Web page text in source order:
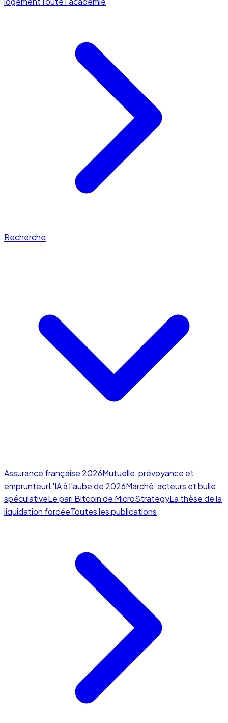
Recherche
Assurance française 2026Mutuelle, prévoyance et
emprunteurL'IA à l'aube de 2026Marché, acteurs et bulle
spéculativeLe pari Bitcoin de MicroStrategyLa thèse de la
liquidation forcéeToutes les publications